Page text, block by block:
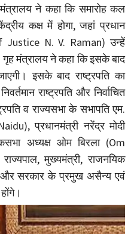
ने कहा कि समारोह कल
कक्ष में होगा, जहां प्रधान
Justice N. V. Raman) उन्हें
गृह मंत्रालय ने कहा कि इसके बाद
इसके बाद राष्ट्रपति का
राष्ट्रपति और निर्वाचित
व राज्यसभा के सभापति एम.
प्रधानमंत्री नरेंद्र मोदी
अध्यक्ष ओम बिरला (Om
मुख्यमंत्री, राजनयिक
सरकार के प्रमुख असैन्य एवं